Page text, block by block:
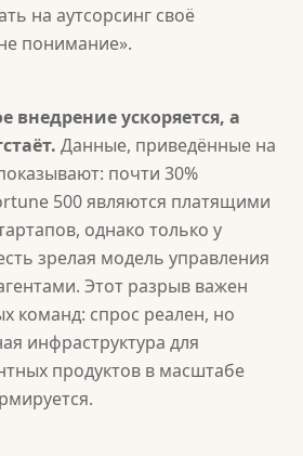
на аутсорсинг своё
понимание».
внедрение ускоряется, а
Данные, приведённые на
почти 30%
500 являются платящими
однако только у
зрелая модель управления
Этот разрыв важен
команд: спрос реален, но
инфраструктура для
продуктов в масштабе